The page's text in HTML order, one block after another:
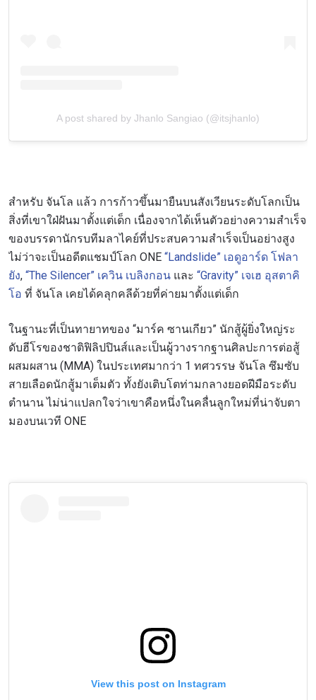
A post shared by Jhanlo Sangiao (@itsjhanlo)
สำหรับ จันโล แล้ว การก้าวขึ้นมายืนบนสังเวียนระดับโลกเป็น
สิ่งที่เขาใฝ่ฝันมาตั้งแต่เด็ก เนื่องจากได้เห็นตัวอย่างความสำเร็จ
ของบรรดานักรบทีมลาไคย์ที่ประสบความสำเร็จเป็นอย่างสูง
ไม่ว่าจะเป็นอดีตแชมป์โลก ONE “Landslide” เอดูอาร์ด โฟลา
ยัง, “The Silencer” เควิน เบลิงกอน และ “Gravity” เจเฮ อุสตาคิ
โอ ที่ จันโล เคยได้คลุกคลีด้วยที่ค่ายมาตั้งแต่เด็ก
ในฐานะที่เป็นทายาทของ “มาร์ค ซานเกียว” นักสู้ผู้ยิ่งใหญ่ระ
ดับฮีโรของชาติฟิลิปปินส์และเป็นผู้วางรากฐานศิลปะการต่อสู้
ผสมผสาน (MMA) ในประเทศมากว่า 1 ทศวรรษ จันโล ซึมซับ
สายเลือดนักสู้มาเต็มตัว ทั้งยังเติบโตท่ามกลางยอดฝีมือระดับ
ตำนาน ไม่น่าแปลกใจว่าเขาคือหนึ่งในคลื่นลูกใหม่ที่น่าจับตา
มองบนเวที ONE
View this post on Instagram